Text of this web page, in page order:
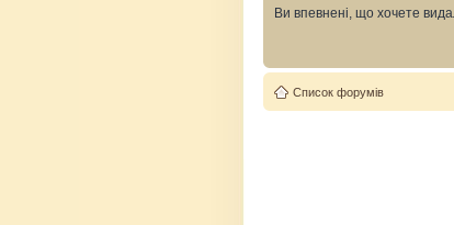
Ви впевнені, що хочете
Список форумів